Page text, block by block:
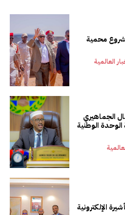
محمية
العالمية
الجماهيري
الوطنية
الإلكترونية